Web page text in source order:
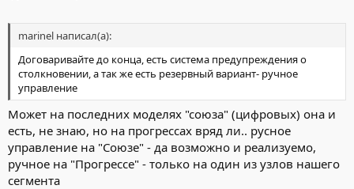
marinel написал(а):
Договаривайте до конца, есть система предупреждения о
столкновении, а так же есть резервный вариант- ручное
управление
Может на последних моделях "союза" (цифровых) она и
есть, не знаю, но на прогрессах вряд ли.. русное
управление на "Союзе" - да возможно и реализуемо,
ручное на "Прогрессе" - только на один из узлов нашего
сегмента